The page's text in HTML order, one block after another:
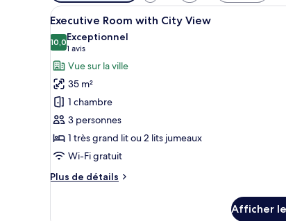
pour
les
chambres
Afficher
toutes
les
photos
pour
ce
type
de
chambre :
Executive
Room
Une chambre d’hôtel
7
Executive Room with City View
10,010,0 sur 10
Exceptionnel
1 avis
(1 avis)
Vue sur la ville
35 m²
1 chambre
3 personnes
1 très grand lit ou 2 lits jumeaux
Wi-Fi gratuit
Plus de détails
Plus
Afficher